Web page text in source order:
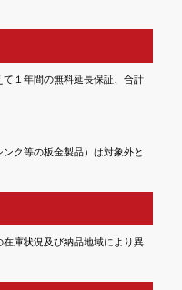
１年間の無料延長保証、合計
ク等の板金製品）は対象外と
庫状況及び納品地域により異